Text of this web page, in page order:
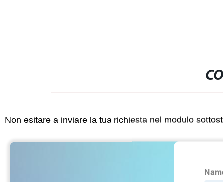
Non esitare a inviare la tua richiesta nel modulo